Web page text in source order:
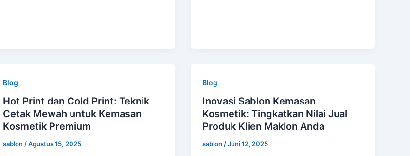
Blog
Hot Print dan Cold Print: Teknik
Cetak Mewah untuk Kemasan
Kosmetik Premium
sablon /Agustus 15, 2025
Blog
Inovasi Sablon Kemasan
Kosmetik: Tingkatkan Nilai Jual
Produk Klien Maklon Anda
sablon /Juni 12, 2025